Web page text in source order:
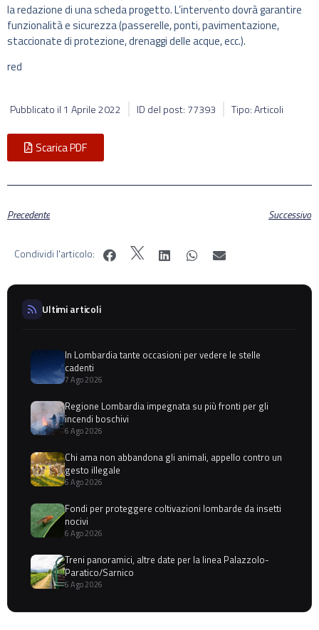
la redazione di una scheda progetto. L’intervento dovrà garantire
funzionalità e sicurezza (passerelle, ponti, pavimentazione,
staccionate di protezione, drenaggi delle acque, ecc.).
red
Pubblicato il 1 Aprile 2022 ID del post: 77393 Tipo: Articoli
Scarica PDF
Precedente Successivo
Condividi l'articolo:
Ultimi articoli
In Lombardia tante occasioni per vedere le stelle
cadenti
7 Ago 2026
Regione Lombardia impegnata su più fronti per gli
incendi boschivi
6 Ago 2026
Chi ama non abbandona gli animali, appello contro un
gesto illegale
6 Ago 2026
Fondi per proteggere coltivazioni lombarde da insetti
nocivi
6 Ago 2026
Treni panoramici, altre date per la linea Palazzolo-
Paratico/Sarnico
6 Ago 2026